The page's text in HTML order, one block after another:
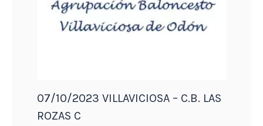
07/10/2023 VILLAVICIOSA – C.B. LAS
ROZAS C